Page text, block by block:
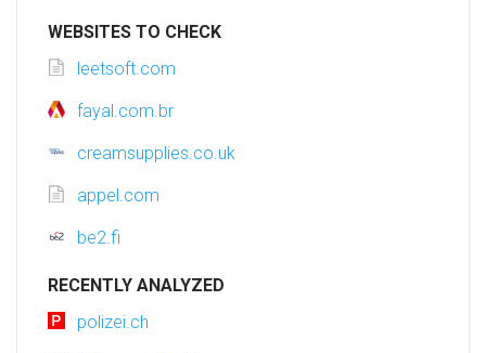
WEBSITES TO CHECK
leetsoft.com
fayal.com.br
creamsupplies.co.uk
appel.com
be2.fi
RECENTLY ANALYZED
polizei.ch